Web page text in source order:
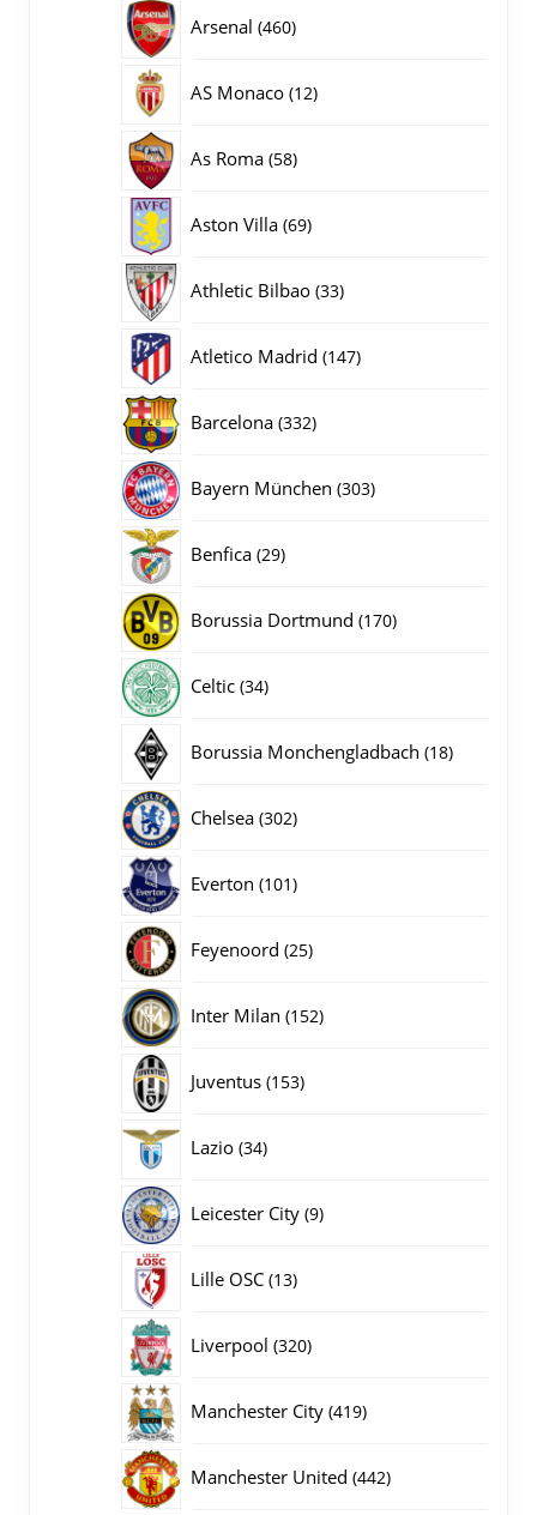
Arsenal 460460
AS Monaco 1212
As Roma 5858
Aston Villa 6969
Athletic Bilbao 3333
Atletico Madrid 147147
Barcelona 332332
Bayern München 303303
Benfica 2929
Borussia Dortmund 170170
Celtic 3434
Borussia Monchengladbach 1818
Chelsea 302302
Everton 101101
Feyenoord 2525
Inter Milan 152152
Juventus 153153
Lazio 3434
Leicester City 99
Lille OSC 1313
Liverpool 320320
Manchester City 419419
Manchester United 442442